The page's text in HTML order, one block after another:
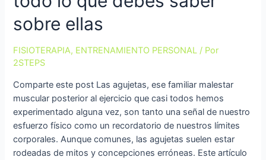
sobre ellas
FISIOTERAPIA, ENTRENAMIENTO PERSONAL / Por
2STEPS
Comparte este post Las agujetas, ese familiar malestar
muscular posterior al ejercicio que casi todos hemos
experimentado alguna vez, son tanto una señal de nuestro
esfuerzo físico como un recordatorio de nuestros límites
corporales. Aunque comunes, las agujetas suelen estar
rodeadas de mitos y concepciones erróneas. Este artículo